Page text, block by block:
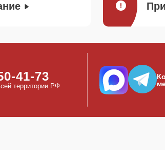
41-73
территории РФ